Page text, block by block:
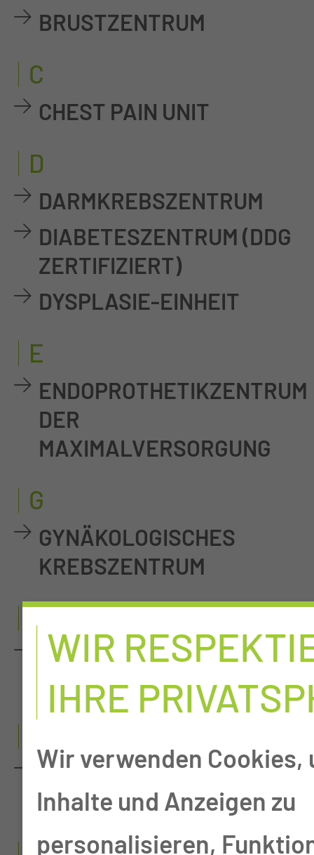
BRUSTZENTRUM
C
CHEST PAIN UNIT
D
DARMKREBSZENTRUM
DIABETESZENTRUM (DDG
ZERTIFIZIERT)
DYSPLASIE-EINHEIT
E
ENDOPROTHETIKZENTRUM
DER
MAXIMALVERSORGUNG
G
GYNÄKOLOGISCHES
KREBSZENTRUM
I
INTERDISZIPLINÄRES
SCHÄDELBASISZENTRUM
KOPF-HALS-TUMOR-
ZENTRUM
WIR
IHRE
Wir verwenden Cookies,
Inhalte und Anzeigen zu
personalisieren,